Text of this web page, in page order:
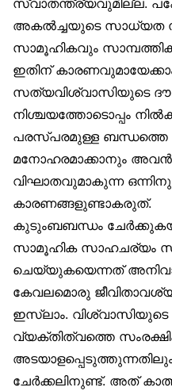
അകൽച്ചയുടെ സാധ്യത
സാമൂഹികവും
ഇതിന്
സത്യവിശ്വാസിയുടെ
നിശ്ചയത്തോടൊപ്പം
പരസ്പരമുള്ള ബന്ധത്തെ
മനോഹരമാക്കാനും അവൻ
വിഘാതവുമാകുന്ന
കാരണങ്ങളുണ്ടാകരുത്.
കുടുംബബന്ധം
സാമൂഹിക സാഹചര്യം
ചെയ്യുകയെന്നത്
കേവലമൊരു
ഇസ്‌ലാം.
വ്യക്തിത്വത്തെ
ചേർക്കലിനുണ്ട്. അത്